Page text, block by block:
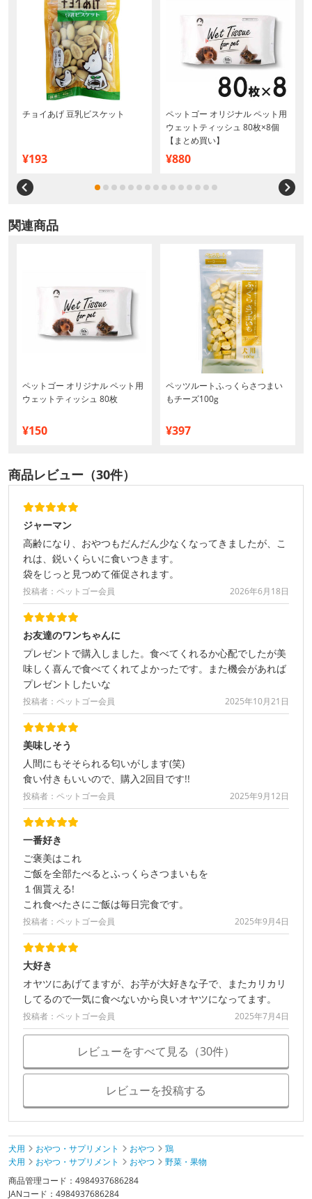
チョイあげ 豆乳ビスケット
¥193
ペットゴー オリジナル ペット用
ウェットティッシュ 80枚×8個
【まとめ買い】
¥880
関連商品
ペットゴー オリジナル ペット用
ウェットティッシュ 80枚
¥150
ペッツルートふっくらさつまい
もチーズ100g
¥397
商品レビュー（30件）
ジャーマン
高齢になり、おやつもだんだん少なくなってきましたが、こ
れは、鋭いくらいに食いつきます。
袋をじっと見つめて催促されます。
投稿者：ペットゴー会員 2026年6月18日
お友達のワンちゃんに
プレゼントで購入しました。食べてくれるか心配でしたが美
味しく喜んで食べてくれてよかったです。また機会があれば
プレゼントしたいな
投稿者：ペットゴー会員 2025年10月21日
美味しそう
人間にもそそられる匂いがします(笑)
食い付きもいいので、購入2回目です!!
投稿者：ペットゴー会員 2025年9月12日
一番好き
ご褒美はこれ
ご飯を全部たべるとふっくらさつまいもを
１個貰える!
これ食べたさにご飯は毎日完食です。
投稿者：ペットゴー会員 2025年9月4日
大好き
オヤツにあげてますが、お芋が大好きな子で、またカリカリ
してるので一気に食べないから良いオヤツになってます。
投稿者：ペットゴー会員 2025年7月4日
レビューをすべて見る（30件）
レビューを投稿する
犬用 おやつ・サプリメント おやつ
鶏
犬用
おやつ・サプリメント おやつ
野菜・果物
商品管理コード：4984937686284
JANコード：4984937686284